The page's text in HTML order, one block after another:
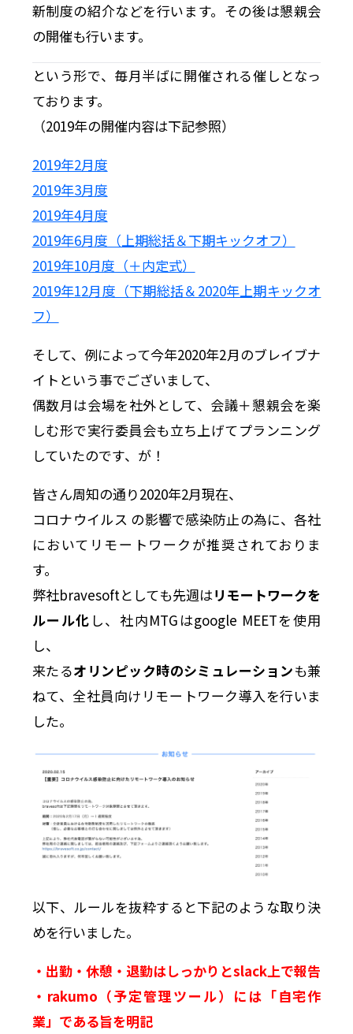
新制度の紹介などを行います。その後は懇親会
の開催も行います。
という形で、毎月半ばに開催される催しとなっ
ております。
（2019年の開催内容は下記参照）
2019年2月度
2019年3月度
2019年4月度
2019年6月度（上期総括＆下期キックオフ）
2019年10月度（＋内定式）
2019年12月度（下期総括＆2020年上期キックオ
フ）
そして、例によって今年2020年2月のブレイブナ
イトという事でございまして、
偶数月は会場を社外として、会議＋懇親会を楽
しむ形で実行委員会も立ち上げてプランニング
していたのです、が！
皆さん周知の通り2020年2月現在、
コロナウイルス の影響で感染防止の為に、各社
においてリモートワークが推奨されておりま
す。
弊社bravesoftとしても先週はリモートワークを
ルール化 し、社内MTGはgoogle MEETを使用
し、
来たるオリンピック時のシミュレーションも兼
ねて、全社員向けリモートワーク導入を行いま
した。
以下、ルールを抜粋すると下記のような取り決
めを行いました。
・出勤・休憩・退勤はしっかりとslack上で報告
・rakumo（予定管理ツール）には「自宅作
業」である旨を明記